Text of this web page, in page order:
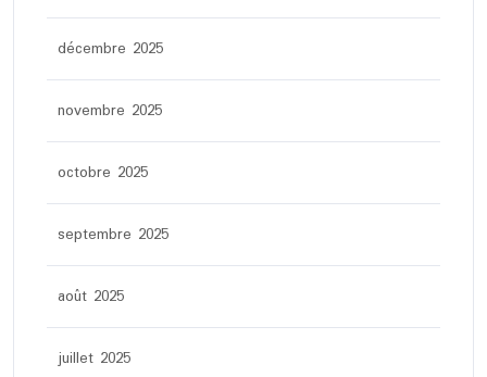
décembre 2025
novembre 2025
octobre 2025
septembre 2025
août 2025
juillet 2025